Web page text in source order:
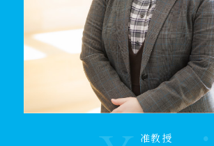
准教授